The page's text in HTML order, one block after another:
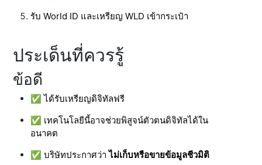
รับ World ID และเหรียญ WLD เข้ากระเป๋า
ประเด็นที่ควรรู้
ข้อดี
✅ ได้รับเหรียญดิจิทัลฟรี
✅ เทคโนโลยีนี้อาจช่วยพิสูจน์ตัวตนดิจิทัลได้ใน
อนาคต
✅ บริษัทประกาศว่าไม่เก็บหรือขายข้อมูลชีวมิติ